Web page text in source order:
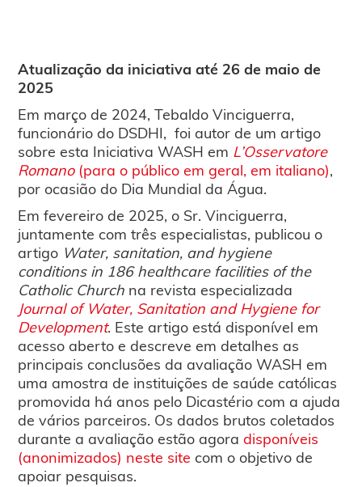
Atualização da iniciativa até 26 de maio de
2025
Em março de 2024, Tebaldo Vinciguerra,
funcionário do DSDHI, foi autor de um artigo
sobre esta Iniciativa WASH em L’Osservatore
Romano(para o público em geral, em italiano),
por ocasião do Dia Mundial da Água.
Em fevereiro de 2025, o Sr. Vinciguerra,
juntamente com três especialistas, publicou o
artigo Water, sanitation, and hygiene
conditions in 186 healthcare facilities of the
Catholic Church na revista especializada
Journal of Water, Sanitation and Hygiene for
Development. Este artigo está disponível em
acesso aberto e descreve em detalhes as
principais conclusões da avaliação WASH em
uma amostra de instituições de saúde católicas
promovida há anos pelo Dicastério com a ajuda
de vários parceiros. Os dados brutos coletados
durante a avaliação estão agoradisponíveis
(anonimizados) neste site com o objetivo de
apoiar pesquisas.